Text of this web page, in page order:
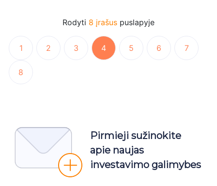
Rodyti 8 įrašus puslapyje
1 2 3 4 5 6 7
8
Pirmieji sužinokite
apie naujas
investavimo galimybes